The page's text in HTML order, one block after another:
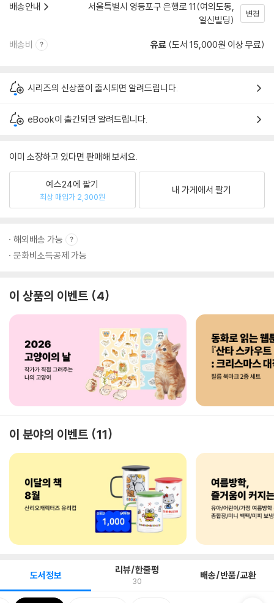
배송안내
서울특별시 영등포구 은행로 11(여의도동,
일신빌딩)
변경
배송비 유료 (도서 15,000원 이상 무료)
시리즈의 신상품이 출시되면 알려드립니다.
eBook이 출간되면 알려드립니다.
이미 소장하고 있다면 판매해 보세요.
예스24에 팔기
최상 매입가 2,300원
내 가게에서 팔기
해외배송 가능
문화비소득공제 가능
이 상품의 이벤트 4
이 분야의 이벤트 11
도서정보 리뷰/한줄평
30 배송/반품/교환